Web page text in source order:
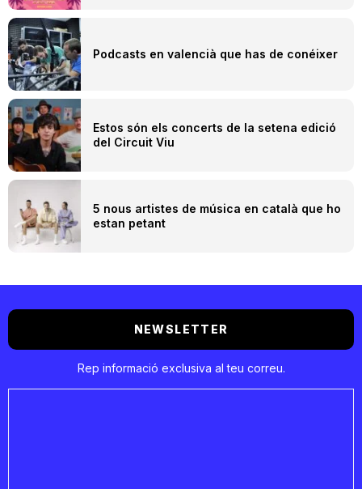
Podcasts en valencià que has de conéixer
Estos són els concerts de la setena edició
del Circuit Viu
5 nous artistes de música en català que ho
estan petant
NEWSLETTER
Rep informació exclusiva al teu correu.